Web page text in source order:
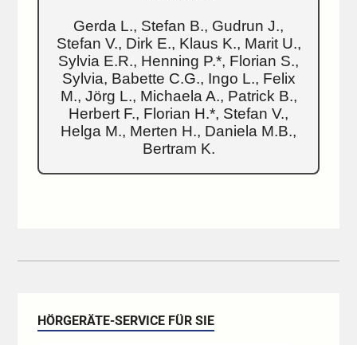
Gerda L., Stefan B., Gudrun J.,
Stefan V., Dirk E., Klaus K., Marit U.,
Sylvia E.R., Henning P.*, Florian S.,
Sylvia, Babette C.G., Ingo L., Felix
M., Jörg L., Michaela A., Patrick B.,
Herbert F., Florian H.*, Stefan V.,
Helga M., Merten H., Daniela M.B.,
Bertram K.
HÖRGERÄTE-SERVICE FÜR SIE